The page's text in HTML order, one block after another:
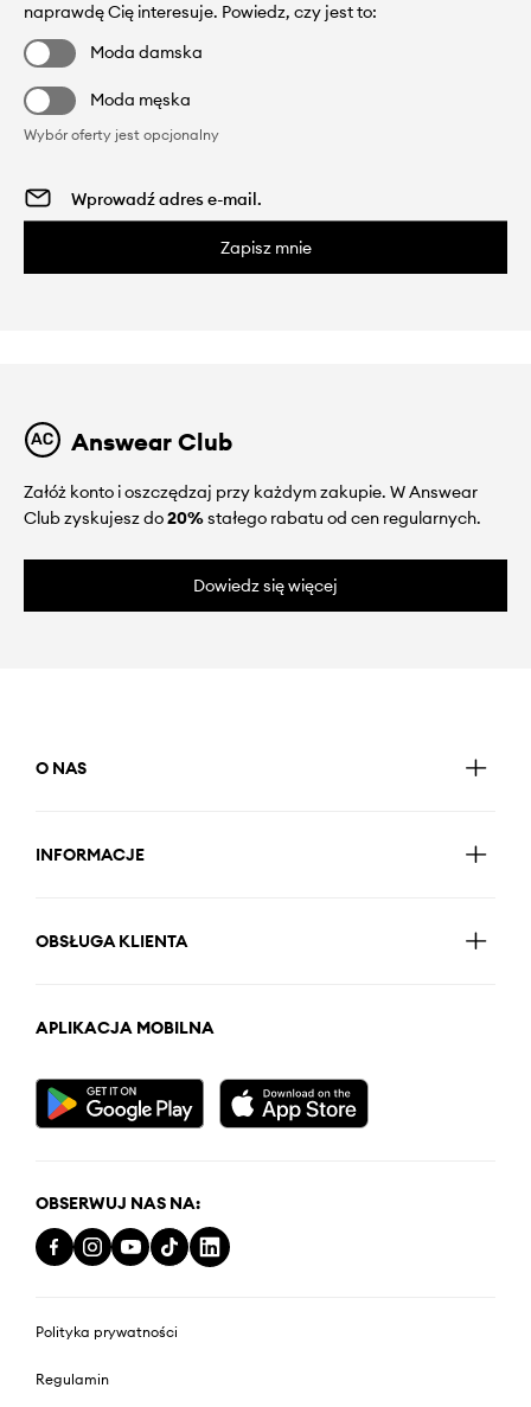
naprawdę Cię interesuje. Powiedz, czy jest to:
Moda damska
Moda męska
Wybór oferty jest opcjonalny
Zapisz mnie
Answear Club
Załóż konto i oszczędzaj przy każdym zakupie. W Answear
Club zyskujesz do20%stałego rabatu od cen regularnych.
Dowiedz się więcej
O NAS
INFORMACJE
OBSŁUGA KLIENTA
APLIKACJA MOBILNA
OBSERWUJ NAS NA:
Polityka prywatności
Regulamin